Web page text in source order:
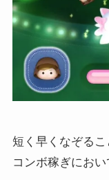
短く早くなぞる
コンボ稼ぎにおい